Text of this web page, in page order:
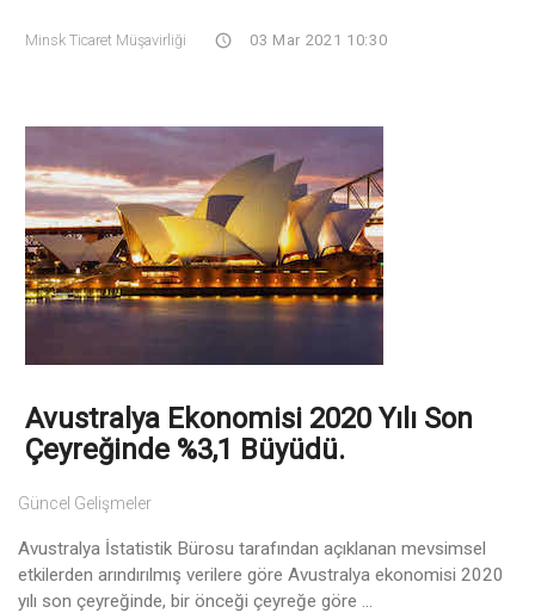
Minsk Ticaret Müşavirliği 03 Mar 2021 10:30
Avustralya Ekonomisi 2020 Yılı Son
Çeyreğinde %3,1 Büyüdü.
Güncel Gelişmeler
Avustralya İstatistik Bürosu tarafından açıklanan mevsimsel
etkilerden arındırılmış verilere göre Avustralya ekonomisi 2020
yılı son çeyreğinde, bir önceği çeyreğe göre ...